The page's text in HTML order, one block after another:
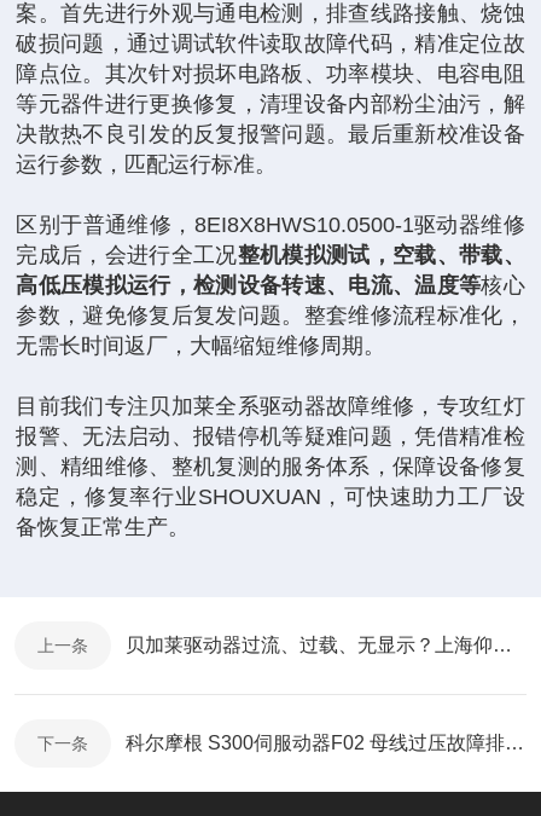
案。首先进行外观与通电检测，排查线路接触、烧蚀
破损问题，通过调试软件读取故障代码，精准定位故
障点位。其次针对损坏电路板、功率模块、电容电阻
等元器件进行更换修复，清理设备内部粉尘油污，解
决散热不良引发的反复报警问题。最后重新校准设备
运行参数，匹配运行标准。
区别于普通维修，8EI8X8HWS10.0500-1驱动器维修
完成后，会进行全工况整机模拟测试，空载、带载、
高低压模拟运行，检测设备转速、电流、温度等核心
参数，避免修复后复发问题。整套维修流程标准化，
无需长时间返厂，大幅缩短维修周期。
目前我们专注贝加莱全系驱动器故障维修，专攻红灯
报警、无法启动、报错停机等疑难问题，凭借精准检
测、精细维修、整机复测的服务体系，保障设备修复
稳定，修复率行业SHOUXUAN，可快速助力工厂设
备恢复正常生产。
上一条 贝加莱驱动器过流、过载、无显示？上海仰光专修，一站式解决您的工控难题
下一条 科尔摩根 S300伺服动器F02 母线过压故障排查与一站式解决方案